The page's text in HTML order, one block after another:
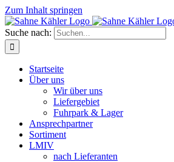
Zum Inhalt springen
Suche nach:
Startseite
Über uns
Wir über uns
Liefergebiet
Fuhrpark & Lager
Ansprechpartner
Sortiment
LMIV
nach Lieferanten